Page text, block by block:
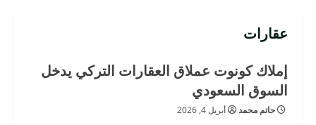
عقارات
إملاك كونوت عملاق العقارات التركي يدخل
السوق السعودي
حاتم محمد أبريل 4, 2026